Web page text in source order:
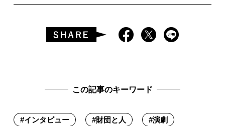
この記事のキーワード
#インタビュー #財団と人 #演劇